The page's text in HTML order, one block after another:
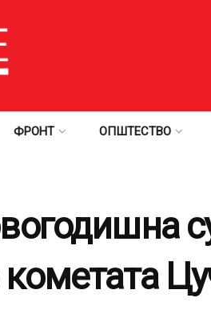
ФРОНТ ОПШТЕСТВО